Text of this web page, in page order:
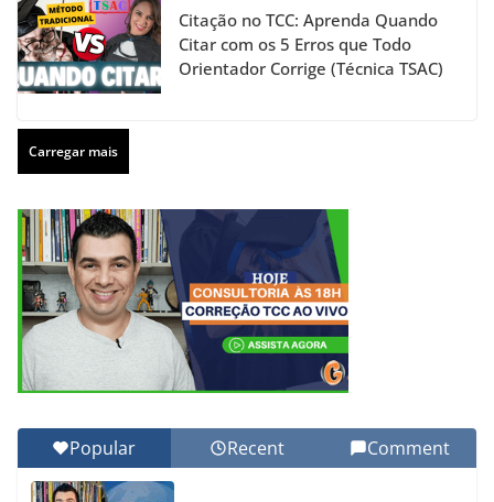
Citação no TCC: Aprenda Quando
Citar com os 5 Erros que Todo
Orientador Corrige (Técnica TSAC)
Carregar mais
Popular Recent Comment